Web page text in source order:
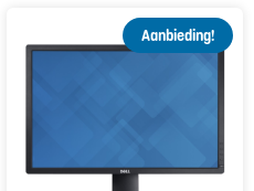
Aanbieding!